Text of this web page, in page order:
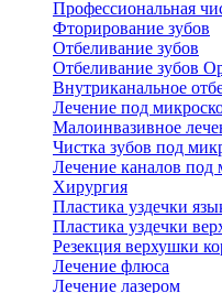
Профессиональная
Фторирование зубов
Отбеливание зубов
Отбеливание зубов
Внутриканальное
Лечение под
Малоинвазивное
Чистка зубов под
Лечение каналов под
Хирургия
Пластика уздечки
Пластика уздечки
Резекция верхушки
Лечение флюса
Лечение лазером